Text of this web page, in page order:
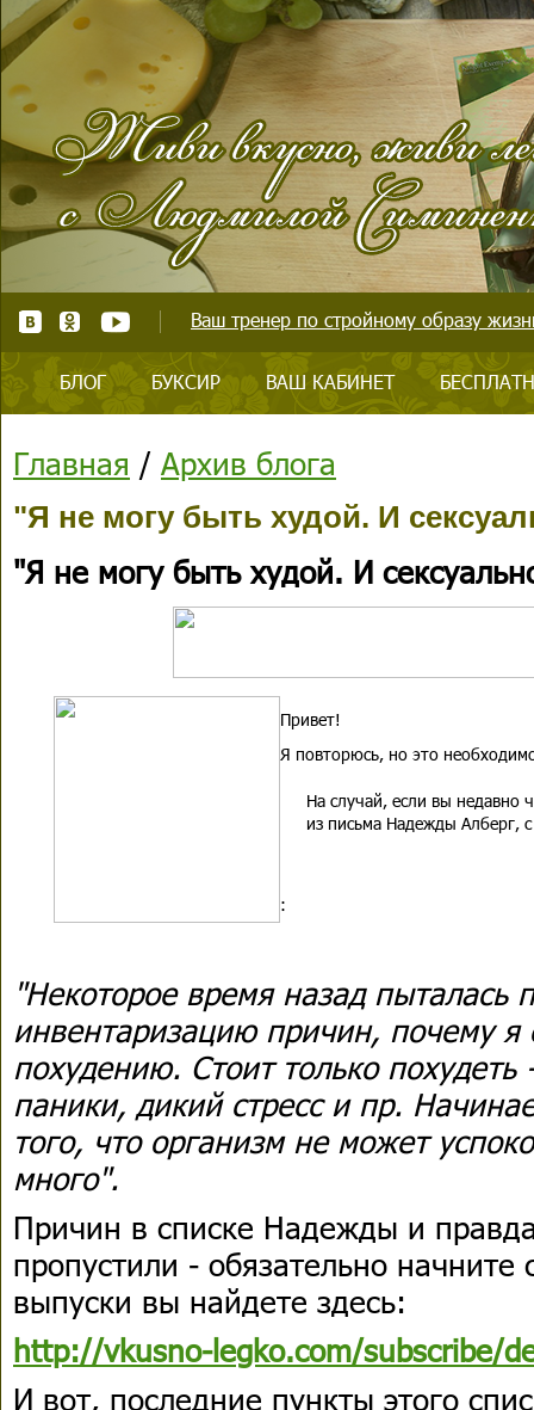
Ваш тренер по стройному образу
БЛОГ БУКСИР ВАШ КАБИНЕТ
Главная / Архив блога
"Я не могу быть худой. И
"Я не могу быть худой. И
Привет!
Я повторюсь, но это
На случай, если вы недавно
из письма Надежды Алберг,
:
"Некоторое время назад пыталась
инвентаризацию причин, почему я
похудению. Стоит только
паники, дикий стресс и пр.
того, что организм не может
много".
Причин в списке Надежды и
пропустили - обязательно
выпуски вы найдете здесь:
http://vkusno-legko.com/subscribe/
И вот, последние пункты этого